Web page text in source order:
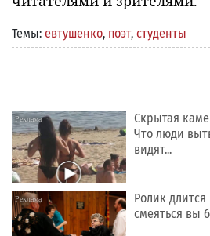
Темы: евтушенко, поэт, студенты
Скрытая
Что люди
видят...
Ролик длится
смеяться вы